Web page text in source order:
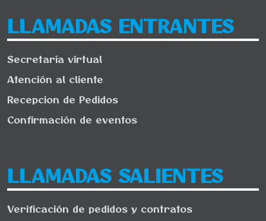
LLAMADAS ENTRANTES
Secretaría virtual
Atención al cliente
Recepcion de Pedidos
Confirmación de eventos
LLAMADAS SALIENTES
Verificación de pedidos y contratos